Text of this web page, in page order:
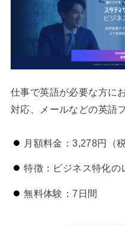
仕事で英語が必要な方に
対応、メールなどの英語
月額料金：3,278円（税
特徴：ビジネス特化の
無料体験：7日間